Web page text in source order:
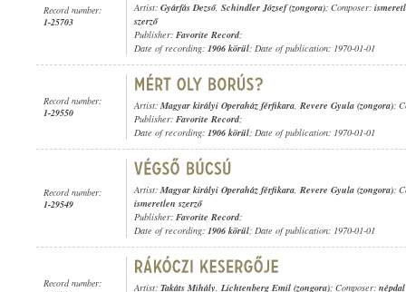
Record number:
1-25703
Artist: Gyárfás Dezső, Schindler József (zongora); Composer:
szerző
Publisher: Favorite Record;
Date of recording: 1906 körül; Date of publication: 1970-01-01
Record number:
1-29550
Artist: Magyar királyi Operaház férfikara, Revere Gyula (zongora);
Publisher: Favorite Record;
Date of recording: 1906 körül; Date of publication: 1970-01-01
Record number:
1-29549
Artist: Magyar királyi Operaház férfikara, Revere Gyula (zongora);
ismeretlen szerző
Publisher: Favorite Record;
Date of recording: 1906 körül; Date of publication: 1970-01-01
Record number:
Artist: Takáts Mihály, Lichtenberg Emil (zongora); Composer: népdal